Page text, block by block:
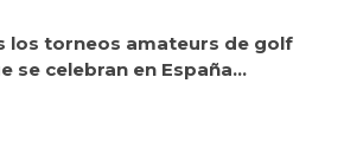
los torneos amateurs de golf
se celebran en España…